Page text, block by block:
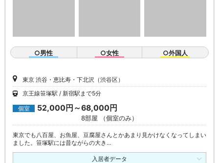
○男性 ○女性 ○外国人
東京 渋谷・恵比寿・下北沢（渋谷区）
京王線笹塚駅
新宿駅まで5分
個室 52,000円～68,000円
8部屋 （個室のみ）
東京でも八百屋、お魚屋、豆腐屋さんとかあまり見かけなくなってしまい
ました。笹塚駅には昔ながらの大き…
入居者データ